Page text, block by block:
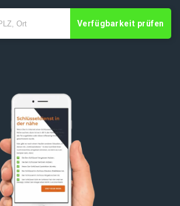
Verfügbarkeit prüfen